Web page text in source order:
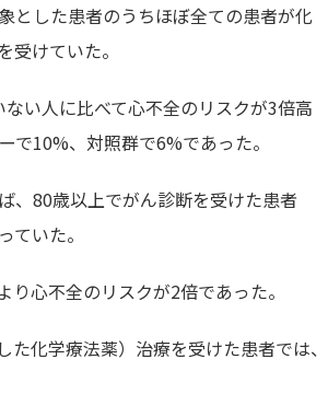
とした患者のうちほぼ全ての患者が化
けていた。
い人に比べて心不全のリスクが3倍高
で10%、対照群で6%であった。
、80歳以上でがん診断を受けた患者
いた。
心不全のリスクが2倍であった。
化学療法薬）治療を受けた患者では、